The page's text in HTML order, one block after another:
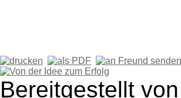
Bereitgestellt